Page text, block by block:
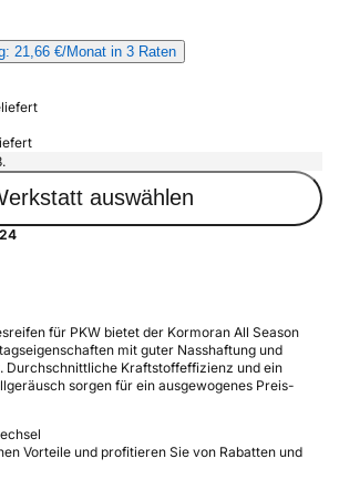
21,66 €/Monat in 3 Raten
auswählen
für PKW bietet der Kormoran All Season
mit guter Nasshaftung und
Durchschnittliche Kraftstoffeffizienz und ein
sorgen für ein ausgewogenes Preis-
Vorteile und profitieren Sie von Rabatten und